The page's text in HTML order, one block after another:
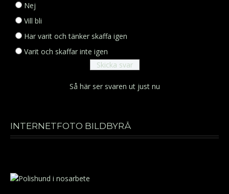
Nej
Vill bli
Har varit och tänker skaffa igen
Varit och skaffar inte igen
Så här ser svaren ut just nu
INTERNETFOTO BILDBYRÅ